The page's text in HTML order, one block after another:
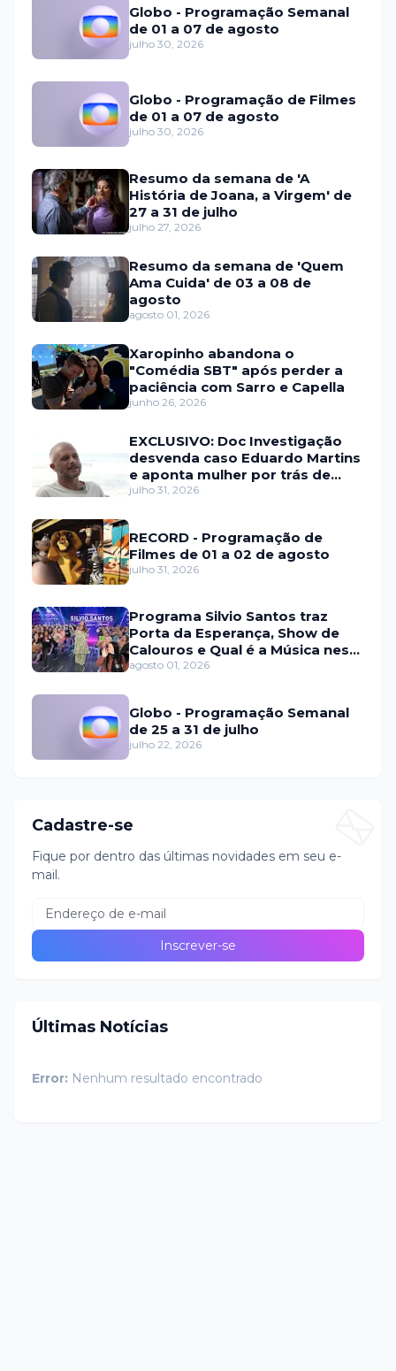
Globo - Programação Semanal
de 01 a 07 de agosto
julho 30, 2026
Globo - Programação de Filmes
de 01 a 07 de agosto
julho 30, 2026
Resumo da semana de 'A
História de Joana, a Virgem' de
27 a 31 de julho
julho 27, 2026
Resumo da semana de 'Quem
Ama Cuida' de 03 a 08 de
agosto
agosto 01, 2026
Xaropinho abandona o
"Comédia SBT" após perder a
paciência com Sarro e Capella
junho 26, 2026
EXCLUSIVO: Doc Investigação
desvenda caso Eduardo Martins
e aponta mulher por trás de
fraude internacional
julho 31, 2026
RECORD - Programação de
Filmes de 01 a 02 de agosto
julho 31, 2026
Programa Silvio Santos traz
Porta da Esperança, Show de
Calouros e Qual é a Música neste
domingo (2)
agosto 01, 2026
Globo - Programação Semanal
de 25 a 31 de julho
julho 22, 2026
Cadastre-se
Fique por dentro das últimas novidades em seu e-
mail.
Últimas Notícias
Error: Nenhum resultado encontrado